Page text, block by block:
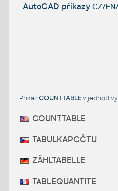
AutoCAD příkazy CZ/
Příkaz COUNTTABLEv
COUNTTABLE
TABULKAPOČTU
ZÄHLTABELLE
TABLEQUANTITE